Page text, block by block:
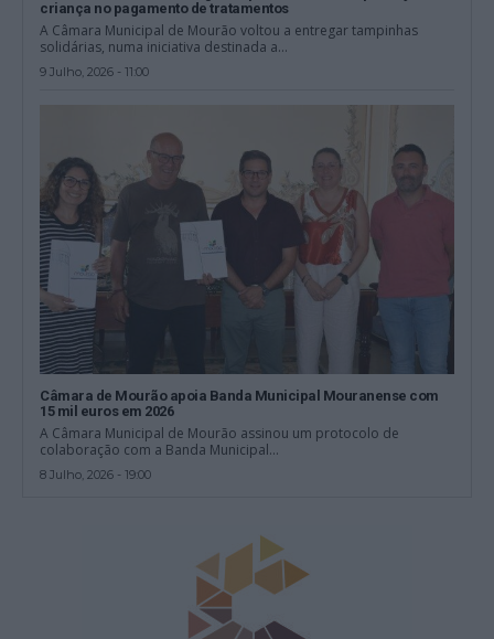
criança no pagamento de tratamentos
A Câmara Municipal de Mourão voltou a entregar tampinhas
solidárias, numa iniciativa destinada a...
9 Julho, 2026 - 11:00
Câmara de Mourão apoia Banda Municipal Mouranense com
15 mil euros em 2026
A Câmara Municipal de Mourão assinou um protocolo de
colaboração com a Banda Municipal...
8 Julho, 2026 - 19:00